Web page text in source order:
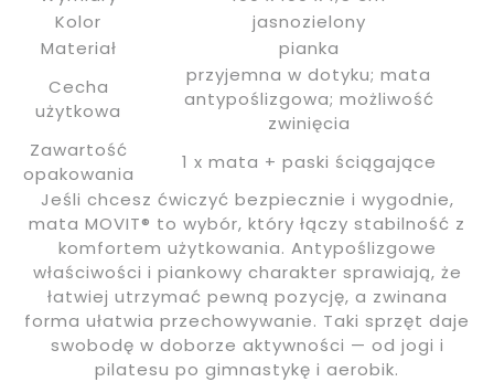
Kolor
jasnozielony
Materiał
pianka
Cecha
użytkowa
przyjemna w dotyku; mata
antypoślizgowa; możliwość
zwinięcia
Zawartość
opakowania
1 x mata + paski ściągające
Jeśli chcesz ćwiczyć bezpiecznie i wygodnie,
mata MOVIT® to wybór, który łączy stabilność z
komfortem użytkowania. Antypoślizgowe
właściwości i piankowy charakter sprawiają, że
łatwiej utrzymać pewną pozycję, a zwinana
forma ułatwia przechowywanie. Taki sprzęt daje
swobodę w doborze aktywności — od jogi i
pilatesu po gimnastykę i aerobik.